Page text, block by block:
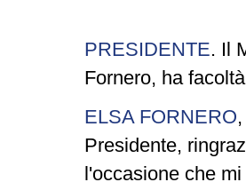
PRESIDENTE. Il
Fornero, ha
ELSA FORNERO
Presidente,
l'occasione che